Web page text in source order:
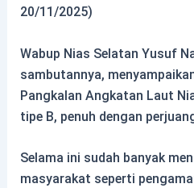
20/11/2025)
Wabup Nias Selatan Yusuf
sambutannya,
Pangkalan Angkatan Laut
tipe B, penuh dengan
Selama ini sudah banyak
masyarakat seperti